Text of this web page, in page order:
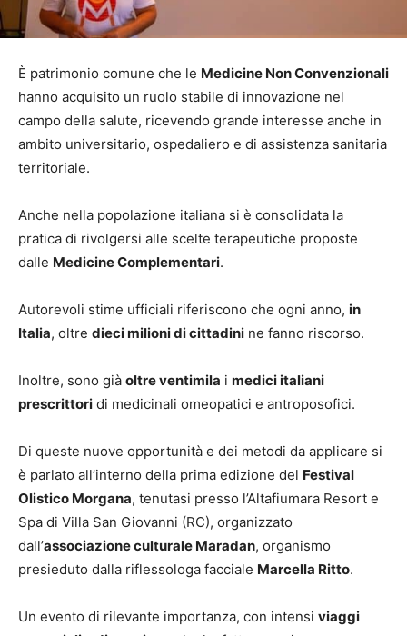
È patrimonio comune che le Medicine Non Convenzionali
hanno acquisito un ruolo stabile di innovazione nel
campo della salute, ricevendo grande interesse anche in
ambito universitario, ospedaliero e di assistenza sanitaria
territoriale.
Anche nella popolazione italiana si è consolidata la
pratica di rivolgersi alle scelte terapeutiche proposte
dalle Medicine Complementari.
Autorevoli stime ufficiali riferiscono che ogni anno, in
Italia, oltre dieci milioni di cittadini ne fanno riscorso.
Inoltre, sono già oltre ventimila i medici italiani
prescrittori di medicinali omeopatici e antroposofici.
Di queste nuove opportunità e dei metodi da applicare si
è parlato all’interno della prima edizione del Festival
Olistico Morgana, tenutasi presso l’Altafiumara Resort e
Spa di Villa San Giovanni (RC), organizzato
dall’associazione culturale Maradan, organismo
presieduto dalla riflessologa facciale Marcella Ritto.
Un evento di rilevante importanza, con intensi viaggi